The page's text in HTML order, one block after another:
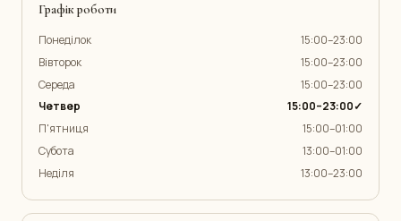
Графік роботи
Понеділок
15:00–23:00
Вівторок
15:00–23:00
Середа
15:00–23:00
Четвер
15:00–23:00✓
П'ятниця
15:00–01:00
Субота
13:00–01:00
Неділя
13:00–23:00